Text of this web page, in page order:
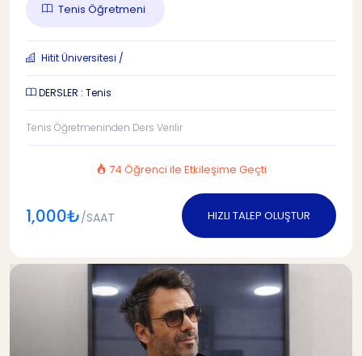
Tenis Öğretmeni
Hitit Üniversitesi /
DERSLER : Tenis
Tenis Öğretmeninden Ders Verilir
74 Öğrenci ile Etkileşime Geçti
1,000₺/SAAT HIZLI TALEP OLUŞTUR